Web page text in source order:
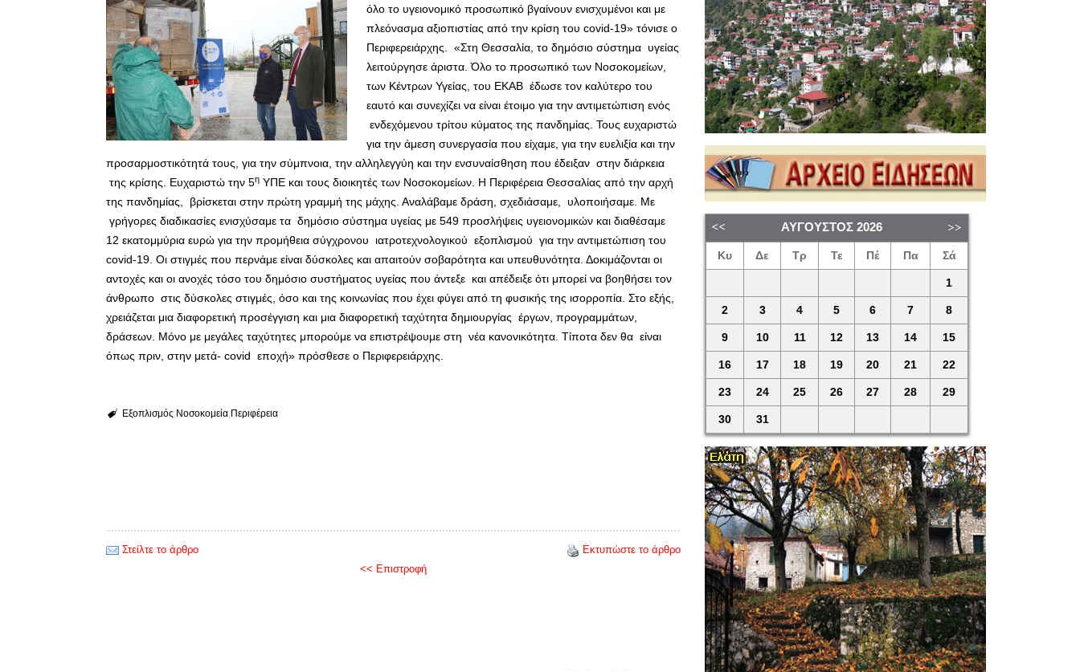
όλο το υγειονομικό προσωπικό βγαίνουν ενισχυμένοι και με
πλεόνασμα αξιοπιστίας από την κρίση του covid-19» τόνισε ο
Περιφερειάρχης. «Στη Θεσσαλία, το δημόσιο σύστημα υγείας
λειτούργησε άριστα. Όλο το προσωπικό των Νοσοκομείων,
των Κέντρων Υγείας, του ΕΚΑΒ έδωσε τον καλύτερο του
εαυτό και συνεχίζει να είναι έτοιμο για την αντιμετώπιση ενός
ενδεχόμενου τρίτου κύματος της πανδημίας. Τους ευχαριστώ
για την άμεση συνεργασία που είχαμε, για την ευελιξία και την
προσαρμοστικότητά τους, για την σύμπνοια, την αλληλεγγύη και την ενσυναίσθηση που έδειξαν στην διάρκεια
της κρίσης. Ευχαριστώ την 5η ΥΠΕ και τους διοικητές των Νοσοκομείων. Η Περιφέρεια Θεσσαλίας από την αρχή
της πανδημίας, βρίσκεται στην πρώτη γραμμή της μάχης. Αναλάβαμε δράση, σχεδιάσαμε, υλοποιήσαμε. Με
γρήγορες διαδικασίες ενισχύσαμε τα δημόσιο σύστημα υγείας με 549 προσλήψεις υγειονομικών και διαθέσαμε
12 εκατομμύρια ευρώ για την προμήθεια σύγχρονου ιατροτεχνολογικού εξοπλισμού για την αντιμετώπιση του
covid-19. Οι στιγμές που περνάμε είναι δύσκολες και απαιτούν σοβαρότητα και υπευθυνότητα. Δοκιμάζονται οι
αντοχές και οι ανοχές τόσο του δημόσιο συστήματος υγείας που άντεξε και απέδειξε ότι μπορεί να βοηθήσει τον
άνθρωπο στις δύσκολες στιγμές, όσο και της κοινωνίας που έχει φύγει από τη φυσικής της ισορροπία. Στο εξής,
χρειάζεται μια διαφορετική προσέγγιση και μια διαφορετική ταχύτητα δημιουργίας έργων, προγραμμάτων,
δράσεων. Μόνο με μεγάλες ταχύτητες μπορούμε να επιστρέψουμε στη νέα κανονικότητα. Τίποτα δεν θα είναι
όπως πριν, στην μετά- covid εποχή» πρόσθεσε ο Περιφερειάρχης.
Εξοπλισμός Νοσοκομεία Περιφέρεια
Στείλτε το άρθρο
Εκτυπώστε το άρθρο
<< Επιστροφή
ΑΎΓΟΥΣΤΟΣ 2026
Κυ Δε Τρ Τε Πέ Πα Σά
1
2 3 4 5 6 7 8
9 10 11 12 13 14 15
16 17 18 19 20 21 22
23 24 25 26 27 28 29
30 31